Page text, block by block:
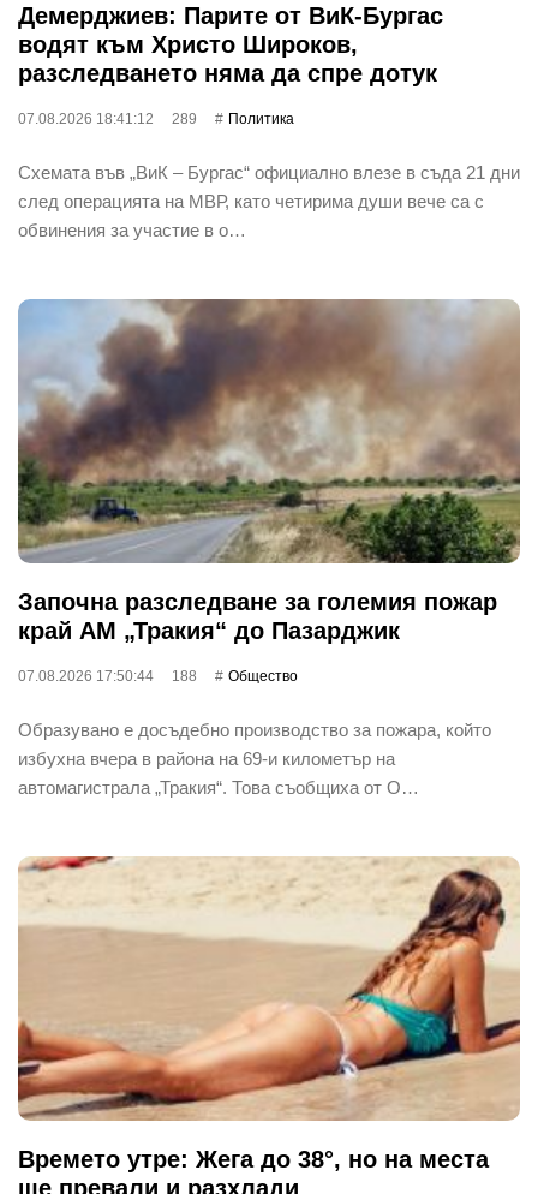
Демерджиев: Парите от ВиК-Бургас
водят към Христо Широков,
разследването няма да спре дотук
07.08.2026 18:41:12 289 Политика
Схемата във „ВиК – Бургас“ официално влезе в съда 21 дни
след операцията на МВР, като четирима души вече са с
обвинения за участие в о…
Започна разследване за големия пожар
край АМ „Тракия“ до Пазарджик
07.08.2026 17:50:44 188 Общество
Образувано е досъдебно производство за пожара, който
избухна вчера в района на 69-и километър на
автомагистрала „Тракия“. Това съобщиха от О…
Времето утре: Жега до 38°, но на места
ще превали и разхлади